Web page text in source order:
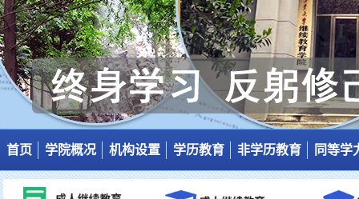
首页
图片新闻
学院概况 机构设置 学历教育 非学历教育 同等学